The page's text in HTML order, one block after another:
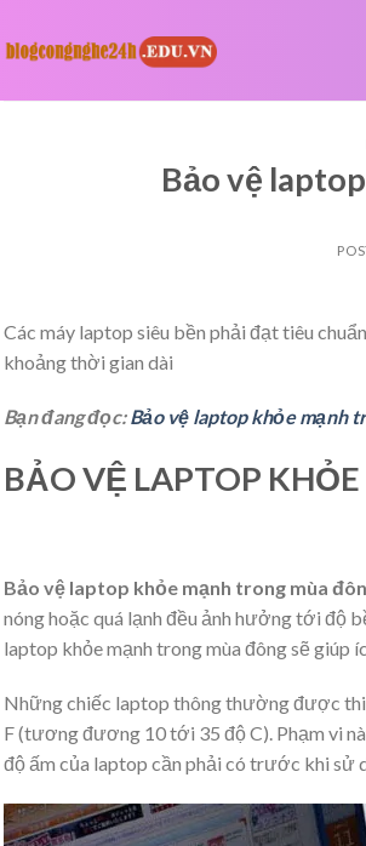
Bảo vệ
Các máy laptop siêu bền phải đạt tiêu
khoảng thời gian dài
Bạn đang đọc:Bảo vệ laptop khỏe mạnh
BẢO VỆ LAPTOP
Bảo vệ laptop khỏe mạnh trong mùa
nóng hoặc quá lạnh đều ảnh hưởng tới độ
laptop khỏe mạnh trong mùa đông sẽ giúp
Những chiếc laptop thông thường được
F (tương đương 10 tới 35 độ C). Phạm vi
độ ấm của laptop cần phải có trước khi sử